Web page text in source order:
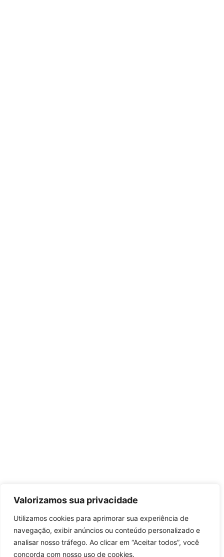
Valorizamos sua privacidade
Utilizamos cookies para aprimorar sua experiência de
navegação, exibir anúncios ou conteúdo personalizado e
analisar nosso tráfego. Ao clicar em “Aceitar todos”, você
concorda com nosso uso de cookies.